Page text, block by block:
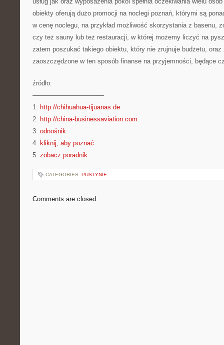
obiekty oferują dużo promocji na noclegi poznań, którymi są
w cenę noclegu, na przykład możliwość skorzystania z basenu,
czy też sauny lub też restauracji, w której możemy liczyć na
zatem poszukać takiego obiektu, który nie zrujnuje budżetu,
zaoszczędzone w ten sposób finanse na przyjemności, będące
źródło:
———————————
1. http://chihuahua-tijuanas.de
2. http://china-businessaviation.com
3. odnośnik
4. kliknij, aby poznać
5. zobacz poradnik
CATEGORIES: PUSTYNIE
Comments are closed.